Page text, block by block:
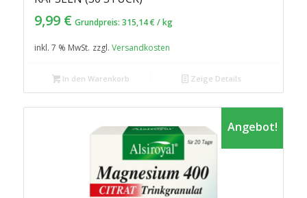
9,99 € Grundpreis: 315,14€ /kg
inkl. 7 % MwSt. zzgl. Versandkosten
In den Warenkorb Zeige Details
Angebot!